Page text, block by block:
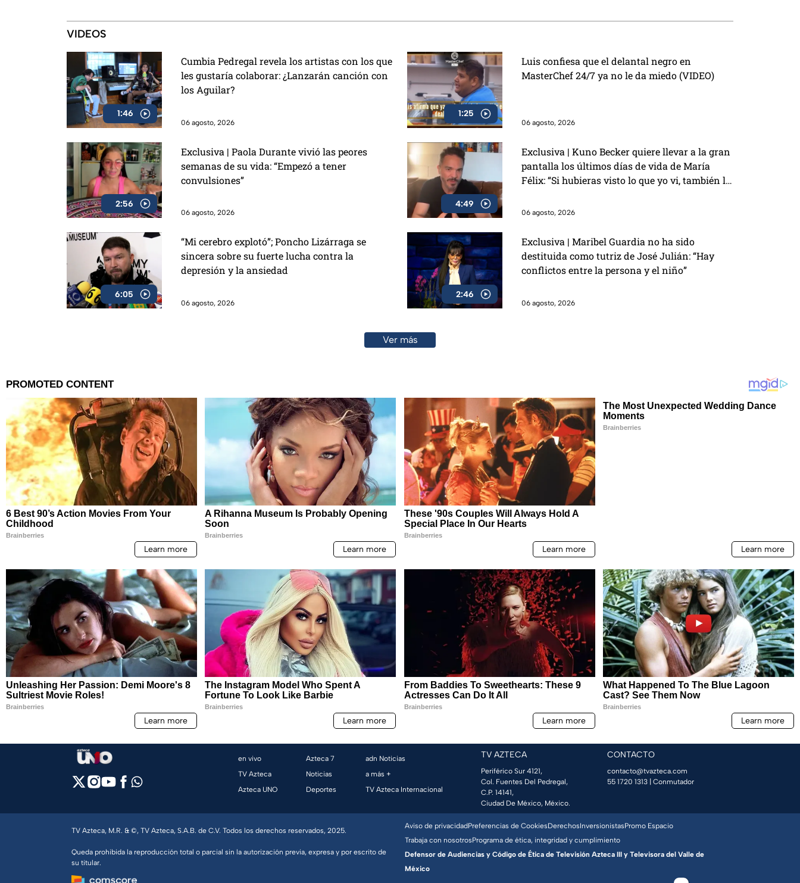
VIDEOS
1:46
Cumbia Pedregal revela los artistas con los que
les gustaría colaborar: ¿Lanzarán canción con
los Aguilar?
06 agosto, 2026
1:25
Luis confiesa que el delantal negro en
MasterChef 24/7 ya no le da miedo (VIDEO)
06 agosto, 2026
2:56
Exclusiva | Paola Durante vivió las peores
semanas de su vida: “Empezó a tener
convulsiones”
06 agosto, 2026
4:49
Exclusiva | Kuno Becker quiere llevar a la gran
pantalla los últimos días de vida de María
Félix: “Si hubieras visto lo que yo vi, también lo
06 agosto, 2026
6:05
“Mi cerebro explotó”; Poncho Lizárraga se
sincera sobre su fuerte lucha contra la
depresión y la ansiedad
06 agosto, 2026
2:46
Exclusiva | Maribel Guardia no ha sido
destituida como tutriz de José Julián: “Hay
conflictos entre la persona y el niño”
06 agosto, 2026
Ver más
en vivo
TV Azteca
Azteca UNO
Azteca 7
Noticias
Deportes
adn Noticias
a más +
TV Azteca Internacional
TV AZTECA
Periférico Sur 4121,
Col. Fuentes Del Pedregal,
C.P. 14141,
Ciudad De México, México.
CONTACTO
contacto@tvazteca.com
55 1720 1313 | Conmutador
TV Azteca, M.R. & ©, TV Azteca, S.A.B. de C.V. Todos los derechos reservados, 2025.
Queda prohibida la reproducción total o parcial sin la autorización previa, expresa y por escrito de
su titular.
Aviso de privacidadPreferencias de CookiesDerechosInversionistasPromo Espacio
Trabaja con nosotrosPrograma de ética, integridad y cumplimiento
Defensor de Audiencias y Código de Ética de Televisión Azteca III y Televisora del Valle de
México